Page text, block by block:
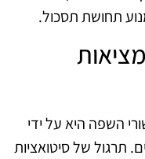
תחושת תסכול.
השפה היא על ידי
תרגול של סיטואציות